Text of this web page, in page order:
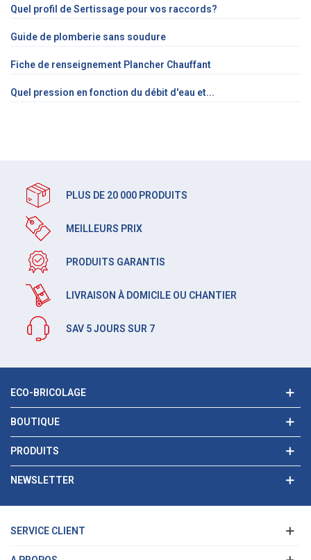
Quel profil de Sertissage pour vos raccords?
Guide de plomberie sans soudure
Fiche de renseignement Plancher Chauffant
Quel pression en fonction du débit d'eau et...
PLUS DE 20 000 PRODUITS
MEILLEURS PRIX
PRODUITS GARANTIS
LIVRAISON À DOMICILE OU CHANTIER
SAV 5 JOURS SUR 7
ECO-BRICOLAGE
BOUTIQUE
PRODUITS
NEWSLETTER
SERVICE CLIENT